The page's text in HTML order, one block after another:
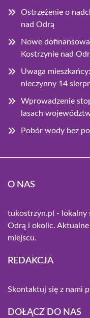
Ostrzeżenie o
nad Odrą
Nowe
Kostrzynie nad
Uwaga
nieczynny 14
Wprowadzenie
lasach
Pobór wody bez
O NAS
tukostrzyn.pl - lokalny
Odrą i okolic.
miejscu.
REDAKCJA
Skontaktuj się z nami
DOŁĄCZ DO NAS